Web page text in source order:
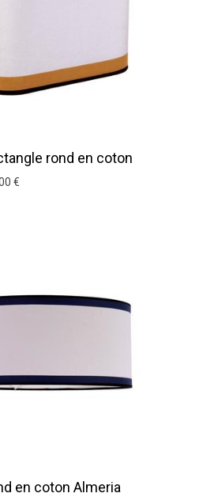
rond en coton
€
en coton Almeria